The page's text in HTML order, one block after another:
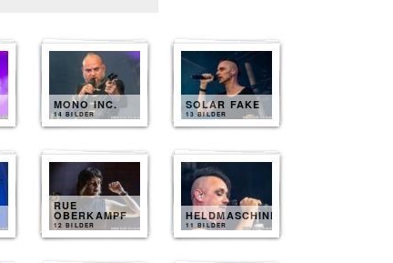
MONO INC.
14 BILDER
SOLAR FAKE
13 BILDER
RUE
OBERKAMPF
12 BILDER
HELDMASCHINE
11 BILDER